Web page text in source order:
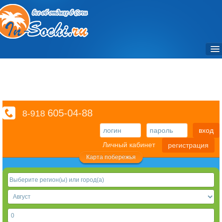
Достопримечательности / Места
Фото
Отзывы
Справочный раздел
Видео
3D туры
8-918 605-04-88
вход
Личный кабинет
регистрация
Карта побережья